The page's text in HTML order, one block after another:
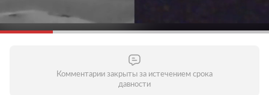
Комментарии закрыты за истечением срока
давности